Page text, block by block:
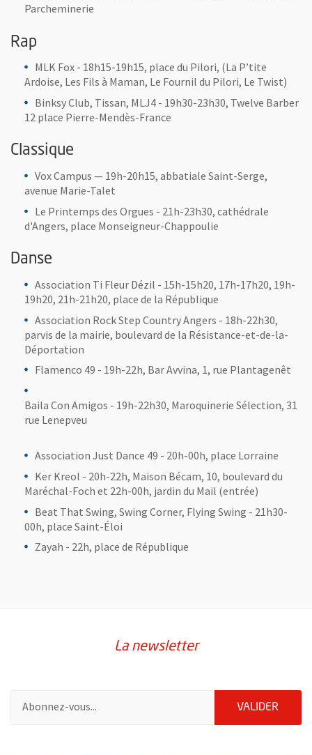
Parcheminerie
Rap
MLK Fox - 18h15-19h15, place du Pilori, (La P’tite
Ardoise, Les Fils à Maman, Le Fournil du Pilori, Le Twist)
Binksy Club, Tissan, MLJ4 - 19h30-23h30, Twelve Barber
12 place Pierre-Mendès-France
Classique
Vox Campus — 19h-20h15, abbatiale Saint-Serge,
avenue Marie-Talet
Le Printemps des Orgues - 21h-23h30, cathédrale
d'Angers, place Monseigneur-Chappoulie
Danse
Association Ti Fleur Dézil - 15h-15h20, 17h-17h20, 19h-
19h20, 21h-21h20, place de la République
Association Rock Step Country Angers - 18h-22h30,
parvis de la mairie, boulevard de la Résistance-et-de-la-
Déportation
Flamenco 49 - 19h-22h, Bar Avvina, 1, rue Plantagenêt
Baila Con Amigos - 19h-22h30, Maroquinerie Sélection, 31
rue Lenepveu
Association Just Dance 49 - 20h-00h, place Lorraine
Ker Kreol - 20h-22h, Maison Bécam, 10, boulevard du
Maréchal-Foch et 22h-00h, jardin du Mail (entrée)
Beat That Swing, Swing Corner, Flying Swing - 21h30-
00h, place Saint-Éloi
Zayah - 22h, place de République
La newsletter
VALIDER